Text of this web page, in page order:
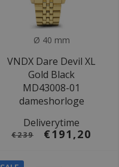
Ø 40 mm
VNDX Dare Devil XL
Gold Black
MD43008-01
dameshorloge
Deliverytime
€239 €191,20